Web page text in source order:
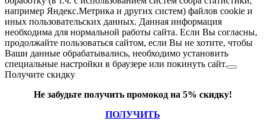
например Яндекс.Метрика и других систем) файлов cookie и
иных пользовательских данных. Данная информация
необходима для нормальной работы сайта. Если Вы согласны,
продолжайте пользоваться сайтом, если Вы не хотите, чтобы
Ваши данные обрабатывались, необходимо установить
специальные настройки в браузере или покинуть сайт.
Получите скидку
Не забудьте получить промокод на 5% скидку!
ПОЛУЧИТЬ